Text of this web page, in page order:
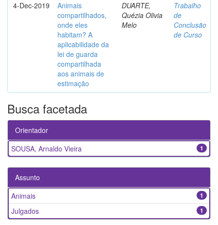
4-Dec-2019
Animais
compartilhados,
onde eles
habitam? A
aplicabilidade da
lei de guarda
compartilhada
aos animais de
estimação
DUARTE,
Quézia Olivia
Melo
Trabalho
de
Conclusão
de Curso
Busca facetada
Orientador
1
SOUSA, Arnaldo Vieira
Assunto
1
Animais
1
Julgados